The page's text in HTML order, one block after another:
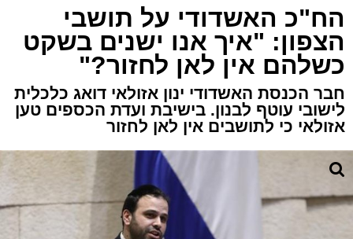
הח"כ האשדודי על תושבי
הצפון: "איך אנו ישנים בשקט
כשלהם אין לאן לחזור?"
חבר הכנסת האשדודי ינון אזולאי דואג כלכלית
לישובי עוטף לבנון. בישיבת ועדת הכספים טען
אזולאי כי לתושבים אין לאן לחזור